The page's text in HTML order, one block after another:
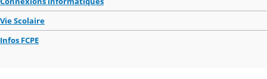
Vie Scolaire
Infos FCPE